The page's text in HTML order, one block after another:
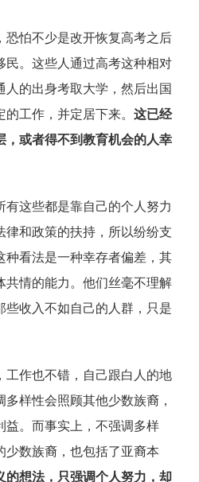
恐怕不少是改开恢复高考之后
民。这些人通过高考这种相对
的出身考取大学，然后出国
工作，并定居下来。 这已经
，或者得不到教育机会的人幸
这些都是靠自己的个人努力
律和政策的扶持，所以纷纷支
种看法是一种幸存者偏差，其
共情的能力。他们丝毫不理解
些收入不如自己的人群，只是
工作也不错，自己跟白人的地
样性会照顾其他少数族裔，
益。而事实上，不强调多样
少数族裔，也包括了亚裔本
的想法，只强调个人努力，却